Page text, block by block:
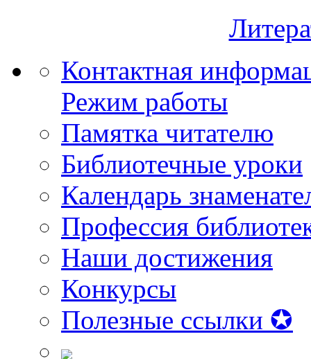
Контактная
Режим работы
Памятка читателю
Библиотечные уроки
Календарь
Профессия
Наши достижения
Конкурсы
Полезные ссылки ✪